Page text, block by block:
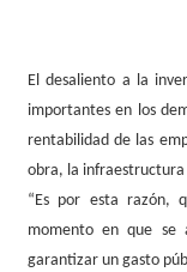
El desaliento a la
importantes en los
rentabilidad de las
obra, la
“Es por esta razón,
momento en que se
garantizar un gasto